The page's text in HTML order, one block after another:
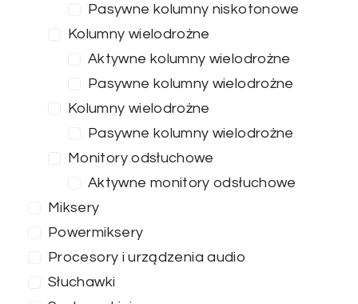
Pasywne kolumny niskotonowe
Kolumny wielodrożne
Aktywne kolumny wielodrożne
Pasywne kolumny wielodrożne
Kolumny wielodrożne
Pasywne kolumny wielodrożne
Monitory odsłuchowe
Aktywne monitory odsłuchowe
Miksery
Powermiksery
Procesory i urządzenia audio
Słuchawki